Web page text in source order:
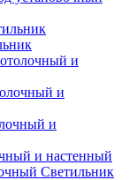
и
и настенный
Светильник